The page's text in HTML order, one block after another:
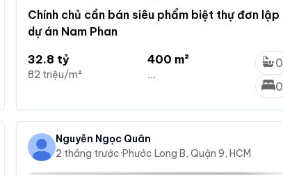
Chính chủ cần bán siêu phẩm biệt thự đơn lập
dự án Nam Phan
32.8 tỷ
82 triệu/m²
400 m²
...
0
0
Nguyễn Ngọc Quân
2 tháng trước·Phước Long B, Quận 9, HCM